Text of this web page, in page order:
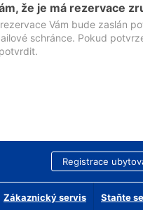
že je má rezervace
Vám bude zaslán
schránce. Pokud
Registrace
Zákaznický servis Staňte